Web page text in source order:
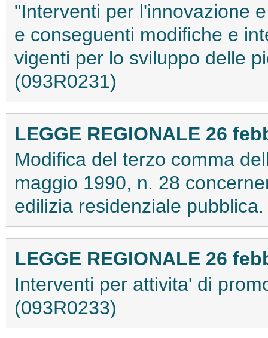
"Interventi per l'innovazione
e conseguenti modifiche e
vigenti per lo sviluppo delle
(093R0231)
LEGGE REGIONALE 26
Modifica del terzo comma
maggio 1990, n. 28
edilizia residenziale
LEGGE REGIONALE 26
Interventi per attivita' di
(093R0233)